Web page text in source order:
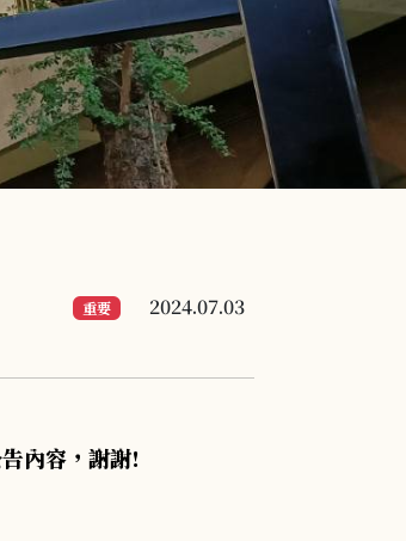
重要 2024.07.03
內容，謝謝!